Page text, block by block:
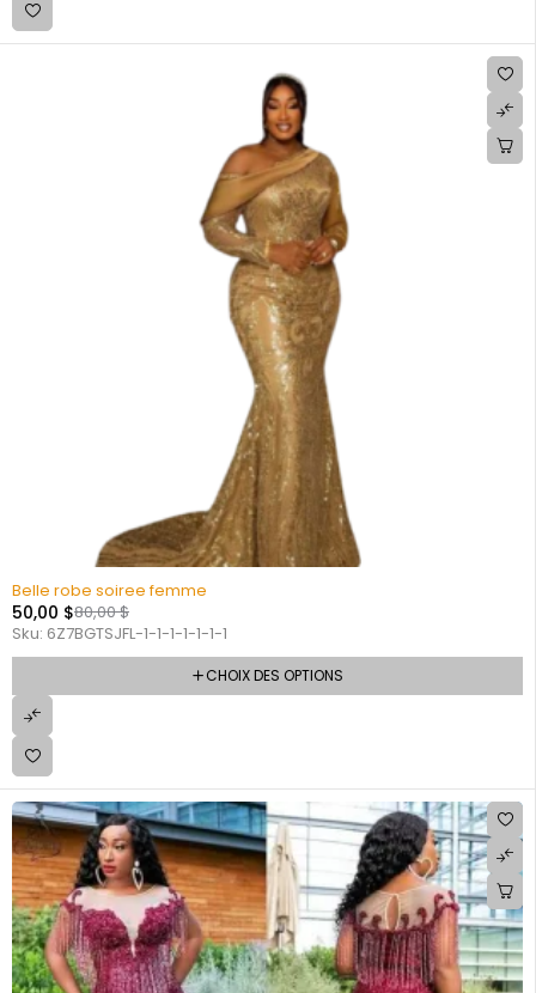
Belle robe soiree femme
80,00$
50,00 $
Sku: 6Z7BGTSJFL-1-1-1-1-1-1-1
CHOIX DES OPTIONS